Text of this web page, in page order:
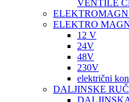
VENTILE
ELEKTRO
12 V
24V
48V
230V
električni
DALJINSKE